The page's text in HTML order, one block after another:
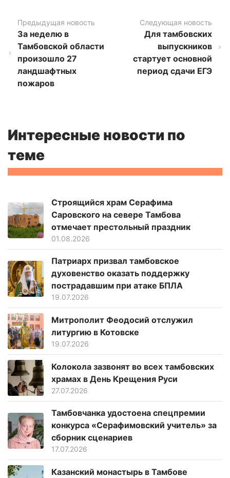
Предыдущая новость
За неделю в
Тамбовской области
произошло 27
ландшафтных
пожаров
Следующая новость
Для тамбовских
выпускников
стартует основной
период сдачи ЕГЭ
Интересные новости по
теме
Строящийся храм Серафима
Саровского на севере Тамбова
отмечает престольный праздник
01.08.2026
Патриарх призвал тамбовское
духовенство оказать поддержку
пострадавшим при атаке БПЛА
19.07.2026
Митрополит Феодосий отслужил
литургию в Котовске
19.07.2026
Колокола зазвонят во всех тамбовских
храмах в День Крещения Руси
27.07.2026
Тамбовчанка удостоена спецпремии
конкурса «Серафимовский учитель» за
сборник сценариев
17.07.2026
Казанский монастырь в Тамбове